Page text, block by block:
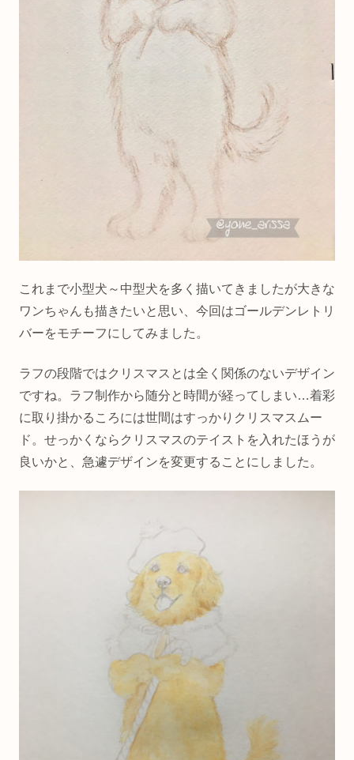
これまで小型犬～中型犬を多く描いてきましたが大きな
ワンちゃんも描きたいと思い、今回はゴールデンレトリ
バーをモチーフにしてみました。
ラフの段階ではクリスマスとは全く関係のないデザイン
ですね。ラフ制作から随分と時間が経ってしまい…着彩
に取り掛かるころには世間はすっかりクリスマスムー
ド。せっかくならクリスマスのテイストを入れたほうが
良いかと、急遽デザインを変更することにしました。